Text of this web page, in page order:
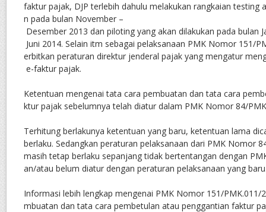
faktur pajak, DJP terlebih dahulu melakukan rangkaian testing
n pada bulan November –
Desember 2013 dan piloting yang akan dilakukan pada bulan
Juni 2014. Selain itm sebagai pelaksanaan PMK Nomor 151/
erbitkan peraturan direktur jenderal pajak yang mengatur
e-faktur pajak.
Ketentuan mengenai tata cara pembuatan dan tata cara
ktur pajak sebelumnya telah diatur dalam PMK Nomor 84/
Terhitung berlakunya ketentuan yang baru, ketentuan lama
berlaku. Sedangkan peraturan pelaksanaan dari PMK Nomor
masih tetap berlaku sepanjang tidak bertentangan dengan
an/atau belum diatur dengan peraturan pelaksanaan yang
Informasi lebih lengkap mengenai PMK Nomor 151/PMK.011/
mbuatan dan tata cara pembetulan atau penggantian faktur